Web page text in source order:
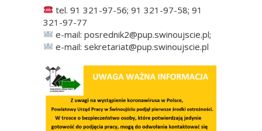
tel. 91 321-97-56; 91 321-97-58; 91
321-97-77
e-mail: posrednik2@pup.swinoujscie.pl;
e-mail: sekretariat@pup.swinoujscie.pl